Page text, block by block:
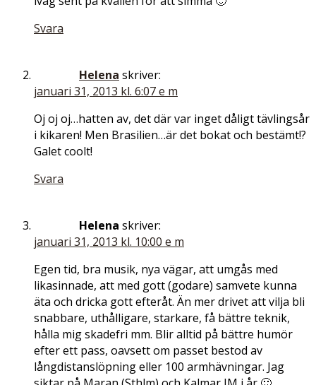
Svara
Helena skriver:
januari 31, 2013 kl. 6:07 e m
Oj oj oj…hatten av, det där var inget dåligt tävlingsår
i kikaren! Men Brasilien…är det bokat och bestämt!?
Galet coolt!
Svara
Helena skriver:
januari 31, 2013 kl. 10:00 e m
Egen tid, bra musik, nya vägar, att umgås med
likasinnade, att med gott (godare) samvete kunna
äta och dricka gott efteråt. Än mer drivet att vilja bli
snabbare, uthålligare, starkare, få bättre teknik,
hålla mig skadefri mm. Blir alltid på bättre humör
efter ett pass, oavsett om passet bestod av
långdistanslöpning eller 100 armhävningar. Jag